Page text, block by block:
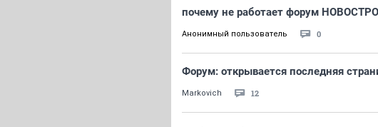
почему не работает форум
Анонимный пользователь 0
Форум: открывается последняя
Markovich 12